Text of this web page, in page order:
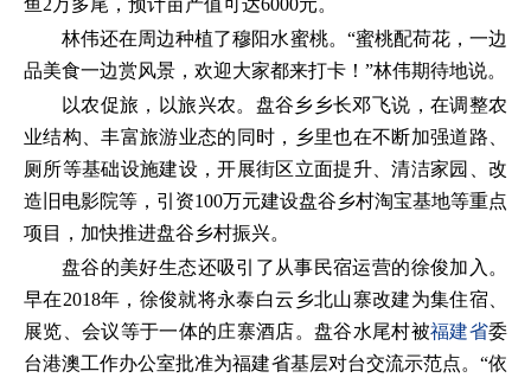
鱼2万多尾，预计亩产值可达6000元。
林伟还在周边种植了穆阳水蜜桃。“蜜桃配荷花，一边
品美食一边赏风景，欢迎大家都来打卡！”林伟期待地说。
以农促旅，以旅兴农。盘谷乡乡长邓飞说，在调整农
业结构、丰富旅游业态的同时，乡里也在不断加强道路、
厕所等基础设施建设，开展街区立面提升、清洁家园、改
造旧电影院等，引资100万元建设盘谷乡村淘宝基地等重点
项目，加快推进盘谷乡村振兴。
盘谷的美好生态还吸引了从事民宿运营的徐俊加入。
早在2018年，徐俊就将永泰白云乡北山寨改建为集住宿、
展览、会议等于一体的庄寨酒店。盘谷水尾村被福建省委
台港澳工作办公室批准为福建省基层对台交流示范点。“依